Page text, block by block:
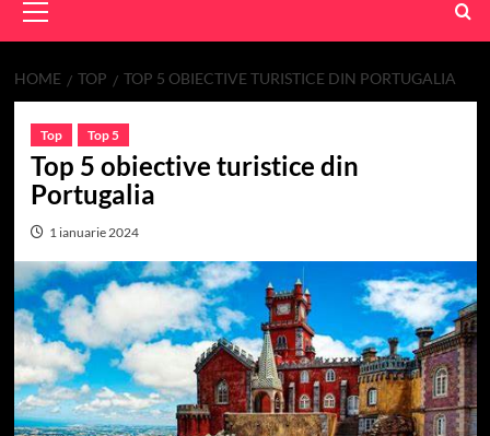
Menu
HOME TOP TOP 5 OBIECTIVE TURISTICE DIN PORTUGALIA
Top Top 5
Top 5 obiective turistice din
Portugalia
1 ianuarie 2024